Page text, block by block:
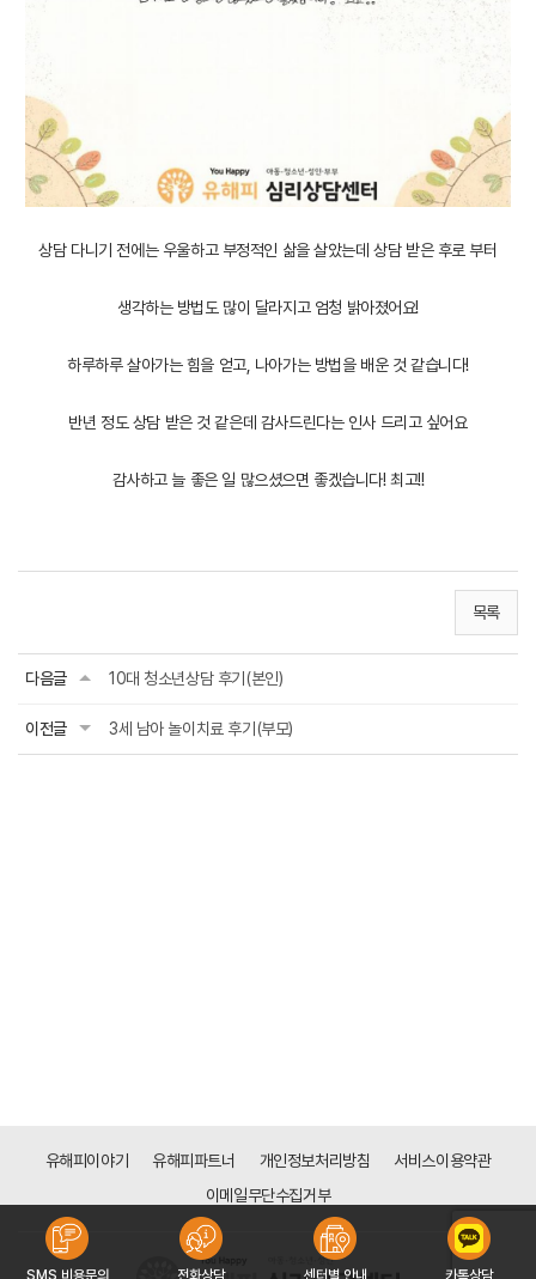
상담 다니기 전에는 우울하고 부정적인 삶을 살았는데 상담 받은 후로 부터
생각하는 방법도 많이 달라지고 엄청 밝아졌어요!
하루하루 살아가는 힘을 얻고, 나아가는 방법을 배운 것 같습니다!
반년 정도 상담 받은 것 같은데 감사드린다는 인사 드리고 싶어요
감사하고 늘 좋은 일 많으셨으면 좋겠습니다! 최고!!
목록
다음글 10대 청소년상담 후기(본인)
이전글 3세 남아 놀이치료 후기(부모)
유해피이야기 유해피파트너 개인정보처리방침
서비스이용약관
이메일무단수집거부
SMS 비용문의 전화상담 센터별 안내 카톡상담